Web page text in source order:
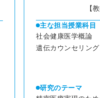
【
主な担当授業科目
社会健康医学概論
遺伝カウンセリン
研究のテーマ